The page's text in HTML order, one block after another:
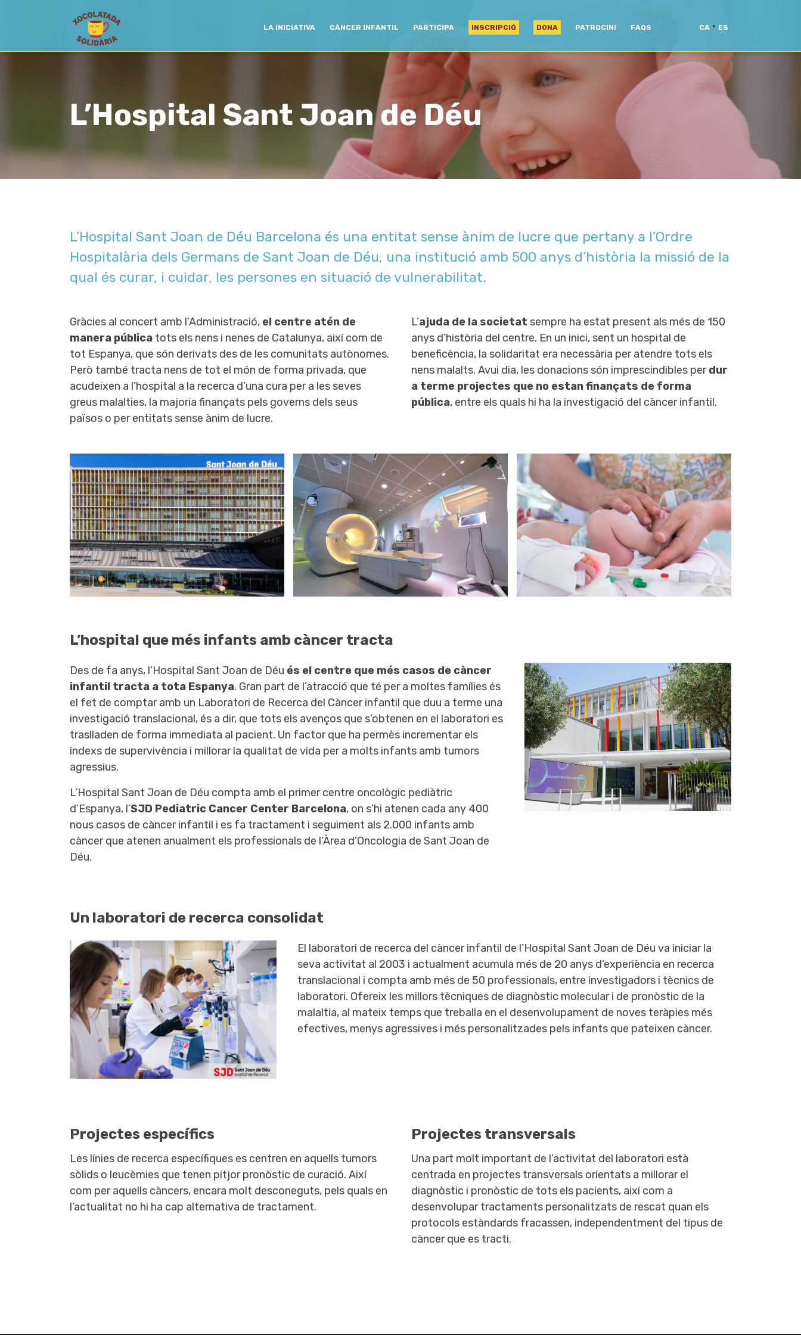
LA INICIATIVA CÀNCER INFANTIL PARTICIPA INSCRIPCIÓ DONA PATROCINI FAQS CA · ES
L’Hospital Sant Joan de Déu
L’Hospital Sant Joan de Déu Barcelona és una entitat sense ànim de lucre que pertany a l’Ordre
Hospitalària dels Germans de Sant Joan de Déu, una institució amb 500 anys d’història la missió de la
qual és curar, i cuidar, les persones en situació de vulnerabilitat.
Gràcies al concert amb l’Administració, el centre atén de
manera pública tots els nens i nenes de Catalunya, així com de
tot Espanya, que són derivats des de les comunitats autònomes.
Però també tracta nens de tot el món de forma privada, que
acudeixen a l’hospital a la recerca d’una cura per a les seves
greus malalties, la majoria finançats pels governs dels seus
països o per entitats sense ànim de lucre.
L’ajuda de la societat sempre ha estat present als més de 150
anys d’història del centre. En un inici, sent un hospital de
beneficència, la solidaritat era necessària per atendre tots els
nens malalts. Avui dia, les donacions són imprescindibles perdur
a terme projectes que no estan finançats de forma
pública, entre els quals hi ha la investigació del càncer infantil.
L’hospital que més infants amb càncer tracta
Des de fa anys, l’Hospital Sant Joan de Déu és el centre que més casos de càncer
infantil tracta a tota Espanya. Gran part de l’atracció que té per a moltes famílies és
el fet de comptar amb un Laboratori de Recerca del Càncer infantil que duu a terme una
investigació translacional, és a dir, que tots els avenços que s’obtenen en el laboratori es
traslladen de forma immediata al pacient. Un factor que ha permès incrementar els
índexs de supervivència i millorar la qualitat de vida per a molts infants amb tumors
agressius.
L’Hospital Sant Joan de Déu compta amb el primer centre oncològic pediàtric
d’Espanya, l’SJD Pediatric Cancer Center Barcelona, on s’hi atenen cada any 400
nous casos de càncer infantil i es fa tractament i seguiment als 2.000 infants amb
càncer que atenen anualment els professionals de l’Àrea d’Oncologia de Sant Joan de
Déu.
Un laboratori de recerca consolidat
El laboratori de recerca del càncer infantil de l’Hospital Sant Joan de Déu va iniciar la
seva activitat al 2003 i actualment acumula més de 20 anys d’experiència en recerca
translacional i compta amb més de 50 professionals, entre investigadors i tècnics de
laboratori. Ofereix les millors tècniques de diagnòstic molecular i de pronòstic de la
malaltia, al mateix temps que treballa en el desenvolupament de noves teràpies més
efectives, menys agressives i més personalitzades pels infants que pateixen càncer.
Projectes específics
Les línies de recerca específiques es centren en aquells tumors
sòlids o leucèmies que tenen pitjor pronòstic de curació. Així
com per aquells càncers, encara molt desconeguts, pels quals en
l’actualitat no hi ha cap alternativa de tractament.
Projectes transversals
Una part molt important de l’activitat del laboratori està
centrada en projectes transversals orientats a millorar el
diagnòstic i pronòstic de tots els pacients, així com a
desenvolupar tractaments personalitzats de rescat quan els
protocols estàndards fracassen, independentment del tipus de
càncer que es tracti.